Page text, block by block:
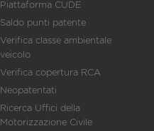
Piattaforma CUDE
Saldo punti patente
Verifica classe ambientale
veicolo
Verifica copertura RCA
Neopatentati
Ricerca Uffici della
Motorizzazione Civile